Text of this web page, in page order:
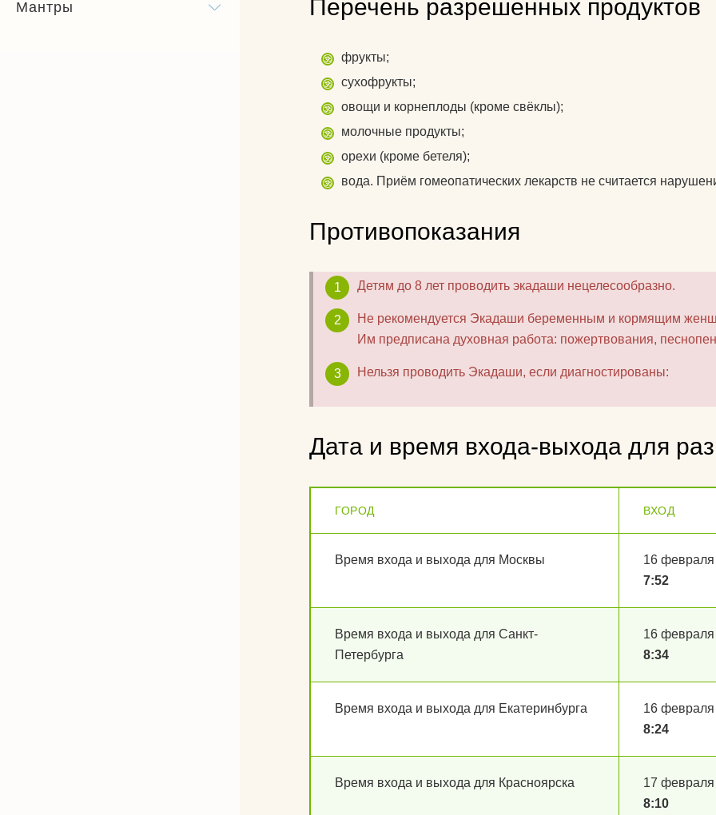
Перечень разрешенных продуктов
фрукты;
сухофрукты;
овощи и корнеплоды (кроме свёклы);
молочные продукты;
орехи (кроме бетеля);
вода. Приём гомеопатических лекарств не считается
Противопоказания
Детям до 8 лет проводить экадаши нецелесообразно.
Не рекомендуется Экадаши беременным и кормящим
Им предписана духовная работа: пожертвования,
Нельзя проводить Экадаши, если диагностированы:
Дата и время входа-выхода для
ГОРОД ВХОД
Время входа и выхода для Москвы
16 февраля
7:52
Время входа и выхода для Санкт-
Петербурга
16 февраля
8:34
Время входа и выхода для Екатеринбурга
16 февраля
8:24
Время входа и выхода для Красноярска
17
8:10
Мантры